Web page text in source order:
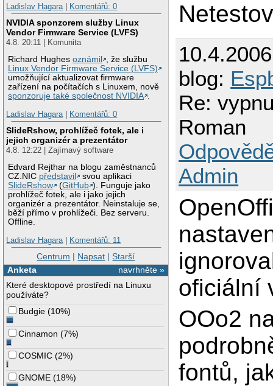
Ladislav Hagara| Komentářů: 0
NVIDIA sponzorem služby Linux
Vendor Firmware Service (LVFS)
4.8. 20:11 | Komunita
Richard Hughesoznámil
, že službu
Linux Vendor Firmware Service (LVFS)
umožňující aktualizovat firmware
zařízení na počítačích s Linuxem, nově
sponzoruje také společnost NVIDIA .
Ladislav Hagara| Komentářů: 0
SlideRshow, prohlížeč fotek, ale i
jejich organizér a prezentátor
4.8. 12:22 | Zajímavý software
Edvard Rejthar na blogu zaměstnanců
CZ.NIC představil
svou aplikaci
SlideRshow
(GitHub ). Funguje jako
prohlížeč fotek, ale i jako jejich
organizér a prezentátor. Neinstaluje se,
běží přímo v prohlížeči. Bez serveru.
Offline.
Ladislav Hagara| Komentářů: 11
Centrum | Napsat |Starší
navrhněte »
Anketa
Které desktopové prostředí na Linuxu
používáte?
Budgie (10%)
Cinnamon (7%)
COSMIC (2%)
GNOME (18%)
blog:
Re:
Roman
Admin
oficiální
OOo2
fontů,